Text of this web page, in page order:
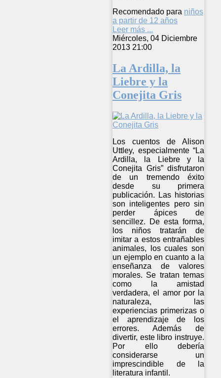
Recomendado para niños
a partir de 12 años
Leer más ...
Miércoles, 04 Diciembre
2013 21:00
La Ardilla, la
Liebre y la
Conejita Gris
Los cuentos de Alison
Uttley, especialmente “La
Ardilla, la Liebre y la
Conejita Gris” disfrutaron
de un tremendo éxito
desde su primera
publicación. Las historias
son inteligentes pero sin
perder ápices de
sencillez. De esta forma,
los niños tratarán de
imitar a estos entrañables
animales, los cuales son
un ejemplo en cuanto a la
enseñanza de valores
morales. Se tratan temas
como la amistad
verdadera, el amor por la
naturaleza, las
experiencias primerizas o
el aprendizaje de los
errores. Además de
divertir, este libro instruye.
Por ello debería
considerarse un
imprescindible de la
literatura infantil.